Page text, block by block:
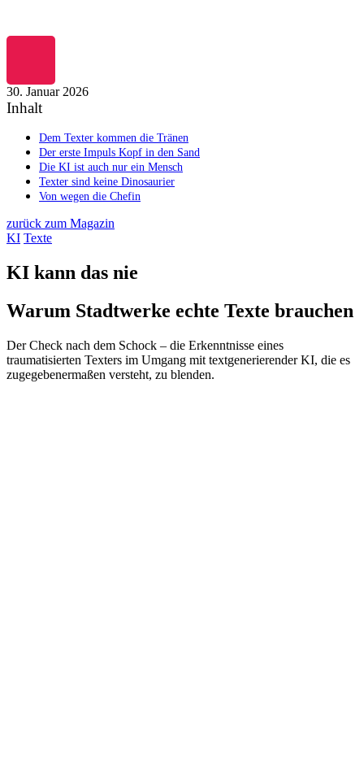
springen
30. Januar 2026
Inhalt
Dem Texter kommen die Tränen
Der erste Impuls Kopf in den Sand
Die KI ist auch nur ein Mensch
Texter sind keine Dinosaurier
Von wegen die Chefin
zurück zum Magazin
KI Texte
KI kann das nie
Warum Stadtwerke echte Texte brauchen
Der Check nach dem Schock – die Erkenntnisse eines
traumatisierten Texters im Umgang mit textgenerierender KI, die es
zugegebenermaßen versteht, zu blenden.